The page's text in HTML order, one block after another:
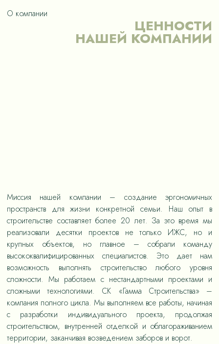
О компании
ЦЕННОСТИ
НАШЕЙ КОМПАНИИ
Миссия нашей компании – создание эргономичных
пространств для жизни конкретной семьи. Наш опыт в
строительстве составляет более 20 лет. За это время мы
реализовали десятки проектов не только ИЖС, но и
крупных объектов, но главное – собрали команду
высококвалифицированных специалистов. Это дает нам
возможность выполнять строительство любого уровня
сложности. Мы работаем с нестандартными проектами и
сложными технологиями. СК «Гамма Строительства» –
компания полного цикла. Мы выполняем все работы, начиная
с разработки индивидуального проекта, продолжая
строительством, внутренней отделкой и облагораживанием
территории, заканчивая возведением заборов и ворот.